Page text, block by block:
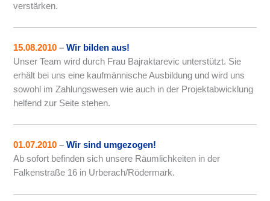
verstärken.
15.08.2010 –Wir bilden aus!
Unser Team wird durch Frau Bajraktarevic unterstützt. Sie
erhält bei uns eine kaufmännische Ausbildung und wird uns
sowohl im Zahlungswesen wie auch in der Projektabwicklung
helfend zur Seite stehen.
01.07.2010 –Wir sind umgezogen!
Ab sofort befinden sich unsere Räumlichkeiten in der
Falkenstraße 16 in Urberach/Rödermark.